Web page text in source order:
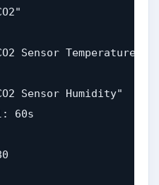
Sensor Temperature"
Sensor Humidity"
60s